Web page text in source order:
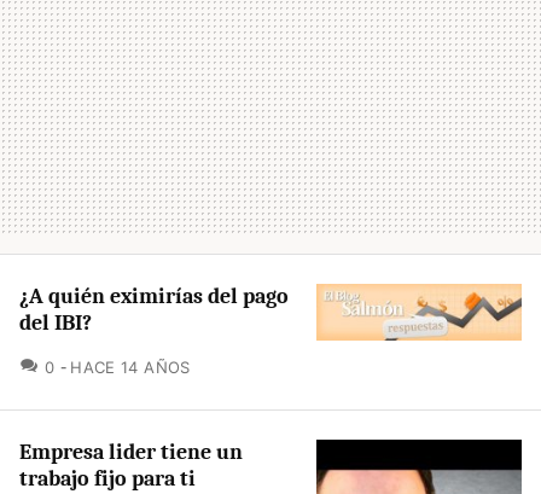
¿A quién eximirías del pago
del IBI?
0 COMENTARIOS
HACE 14 AÑOS
Empresa lider tiene un
trabajo fijo para ti